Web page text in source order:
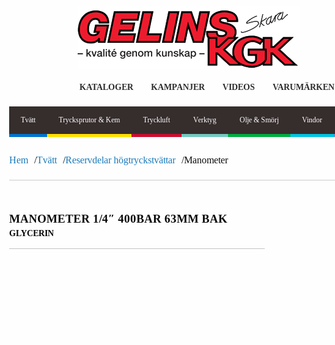
KATALOGER KAMPANJER VIDEOS VARUMÄRKEN
Tvätt Trycksprutor & Kem Tryckluft Verktyg Olje & Smörj Vindor
Hem Tvätt Reservdelar högtryckstvättar Manometer
MANOMETER 1/4″ 400BAR 63MM BAK
GLYCERIN